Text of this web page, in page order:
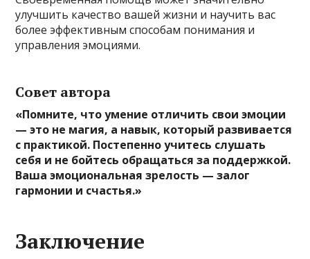
улучшить качество вашей жизни и научить вас
более эффективным способам понимания и
управления эмоциями.
Совет автора
«Помните, что умение отличить свои эмоции
— это не магия, а навык, который развивается
с практикой. Постепенно учитесь слушать
себя и не бойтесь обращаться за поддержкой.
Ваша эмоциональная зрелость — залог
гармонии и счастья.»
Заключение